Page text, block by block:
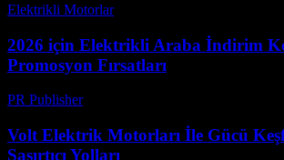
Elektrikli Motorlar-
2026 için Elektrikli Araba İndirim
Promosyon Fırsatları
PR Publisher-
Volt Elektrik Motorları İle Gücü
Şaşırtıcı Yolları